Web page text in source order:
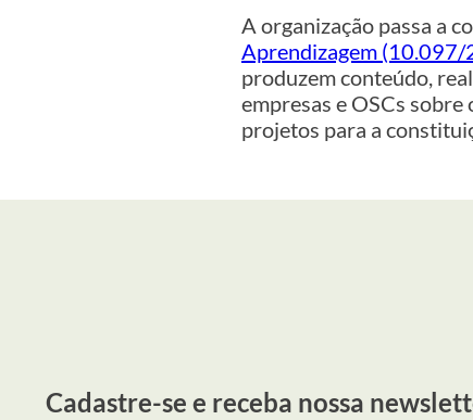
A organização passa a
Aprendizagem (10.097/
produzem conteúdo,
empresas e OSCs
projetos para a
Cadastre-se e receba nossa